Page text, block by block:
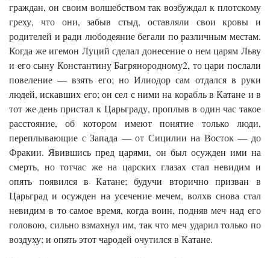
граждан, он своим волшебством так возбуждал к плотскому
греху, что они, забыв стыд, оставляли свои кровы и
родителей и ради любодеяние бегали по различным местам.
Когда же игемон Луций сделал донесение о нем царям Льву
и его сыну Константину Багрянородному2, то цари послали
повеление — взять его; но Илиодор сам отдался в руки
людей, искавших его; он сел с ними на корабль в Катане и в
тот же день пристал к Царьграду, проплыв в один час такое
расстояние, об котором имеют понятие только люди,
переплывающие с Запада — от Сицилии на Восток — до
Фракии. Явившись пред царями, он был осужден ими на
смерть, но тотчас же на царских глазах стал невидим и
опять появился в Катане; будучи вторично призван в
Царьград и осужден на усечение мечем, волхв снова стал
невидим в то самое время, когда воин, подняв меч над его
головою, сильно взмахнул им, так что меч ударил только по
воздуху; и опять этот чародей очутился в Катане.